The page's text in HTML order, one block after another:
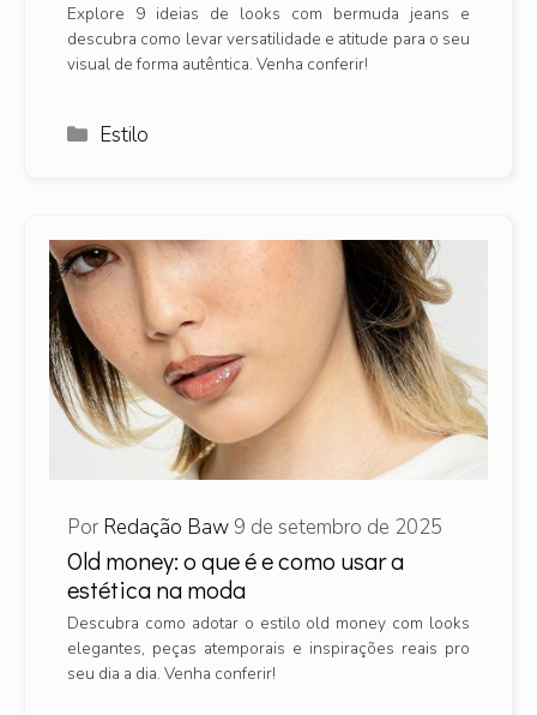
Explore 9 ideias de looks com bermuda jeans e
descubra como levar versatilidade e atitude para o seu
visual de forma autêntica. Venha conferir!
Categorias
Estilo
Old money: o que é e como usar a
estética na moda
Por Redação Baw 9 de setembro de 2025
Descubra como adotar o estilo old money com looks
elegantes, peças atemporais e inspirações reais pro
seu dia a dia. Venha conferir!